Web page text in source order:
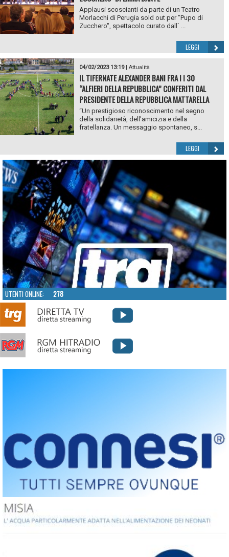
Applausi scoscianti da parte di un Teatro
Morlacchi di Perugia sold out per "Pupo di
Zucchero", spettacolo curato dall` ...
LEGGI
04/02/2023 13:19| Attualità
IL TIFERNATE ALEXANDER BANI FRA I I 30
“ALFIERI DELLA REPUBBLICA” CONFERITI DAL
PRESIDENTE DELLA REPUBBLICA MATTARELLA
“Un prestigioso riconoscimento nel segno
della solidarietà, dell’amicizia e della
fratellanza. Un messaggio spontaneo, s...
LEGGI
UTENTI ONLINE: 278